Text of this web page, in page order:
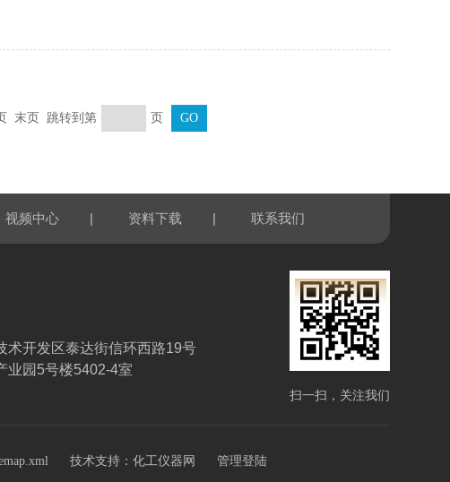
末页 跳转到第 页
视频中心 | 资料下载 | 联系我们
术开发区泰达街信环西路19号
业园5号楼5402-4室
扫一扫，关注我们
技术支持： 化工仪器网 管理登陆